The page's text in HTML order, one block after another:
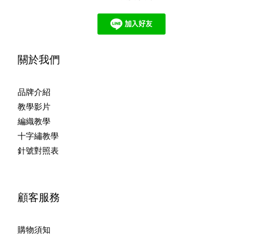
關於我們
品牌介紹
教學影片
編織教學
十字繡教學
針號對照表
顧客服務
購物須知